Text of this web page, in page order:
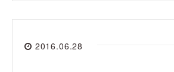
2016.06.28